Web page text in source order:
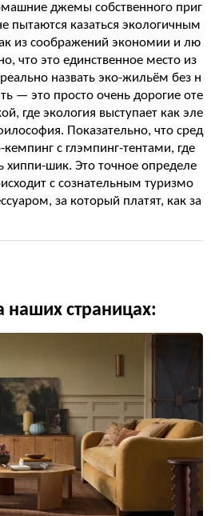
джемы собственного приг
пытаются казаться экологичным
из соображений экономии и лю
что это единственное место из
назвать эко-жильём без н
— это просто очень дорогие оте
где экология выступает как эле
Показательно, что сред
с глэмпинг-тентами, где
хиппи-шик. Это точное определе
с сознательным туризмо
за который платят, как за
наших страницах: